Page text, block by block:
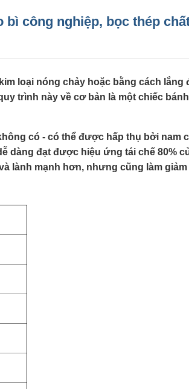
bì công nghiệp, bọc thép
loại nóng chảy hoặc bằng cách lắng
trình này về cơ bản là một chiếc
có - có thể được hấp thụ bởi nam
đạt được hiệu ứng tái chế 80%
lành mạnh hơn, nhưng cũng làm